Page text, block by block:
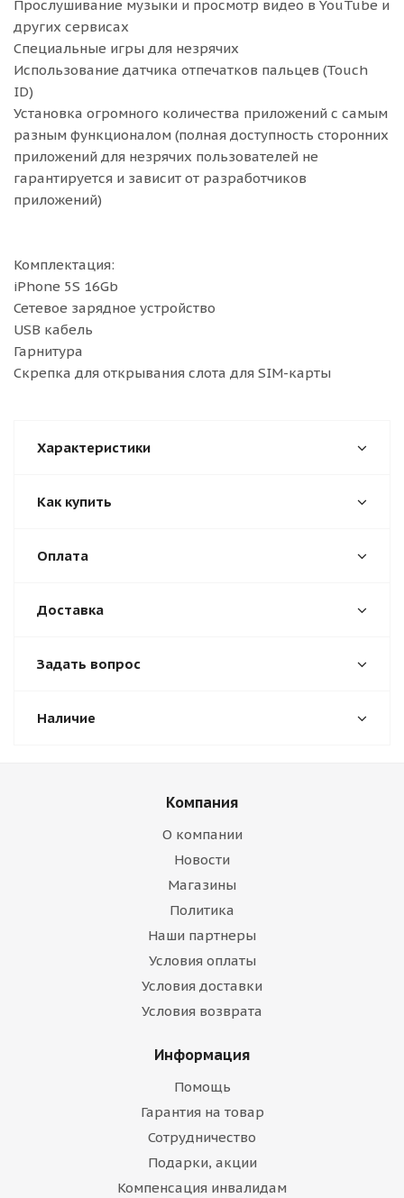
Прослушивание музыки и просмотр видео в YouTube и
других сервисах
Специальные игры для незрячих
Использование датчика отпечатков пальцев (Touch
ID)
Установка огромного количества приложений с самым
разным функционалом (полная доступность сторонних
приложений для незрячих пользователей не
гарантируется и зависит от разработчиков
приложений)
Комплектация:
iPhone 5S 16Gb
Сетевое зарядное устройство
USB кабель
Гарнитура
Скрепка для открывания слота для SIM-карты
Характеристики
Как купить
Оплата
Доставка
Задать вопрос
Наличие
Компания
О компании
Новости
Магазины
Политика
Наши партнеры
Условия оплаты
Условия доставки
Условия возврата
Информация
Помощь
Гарантия на товар
Сотрудничество
Подарки, акции
Компенсация инвалидам